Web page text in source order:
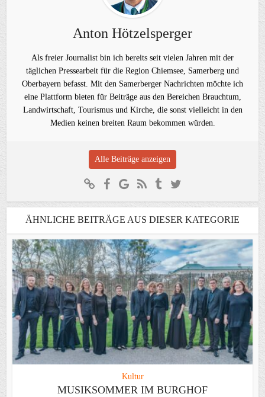
Anton Hötzelsperger
Als freier Journalist bin ich bereits seit vielen Jahren mit der
täglichen Pressearbeit für die Region Chiemsee, Samerberg und
Oberbayern befasst. Mit den Samerberger Nachrichten möchte ich
eine Plattform bieten für Beiträge aus den Bereichen Brauchtum,
Landwirtschaft, Tourismus und Kirche, die sonst vielleicht in den
Medien keinen breiten Raum bekommen würden.
Alle Beiträge anzeigen
ÄHNLICHE BEITRÄGE AUS DIESER KATEGORIE
Kultur
MUSIKSOMMER IM BURGHOF